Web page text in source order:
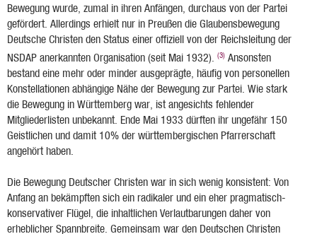
Bewegung wurde, zumal in ihren Anfängen, durchaus von der Partei
gefördert. Allerdings erhielt nur in Preußen die Glaubensbewegung
Deutsche Christen den Status einer offiziell von der Reichsleitung der
NSDAP anerkannten Organisation (seit Mai 1932). (3) Ansonsten
bestand eine mehr oder minder ausgeprägte, häufig von personellen
Konstellationen abhängige Nähe der Bewegung zur Partei. Wie stark
die Bewegung in Württemberg war, ist angesichts fehlender
Mitgliederlisten unbekannt. Ende Mai 1933 dürften ihr ungefähr 150
Geistlichen und damit 10% der württembergischen Pfarrerschaft
angehört haben.
Die Bewegung Deutscher Christen war in sich wenig konsistent: Von
Anfang an bekämpften sich ein radikaler und ein eher pragmatisch-
konservativer Flügel, die inhaltlichen Verlautbarungen daher von
erheblicher Spannbreite. Gemeinsam war den Deutschen Christen